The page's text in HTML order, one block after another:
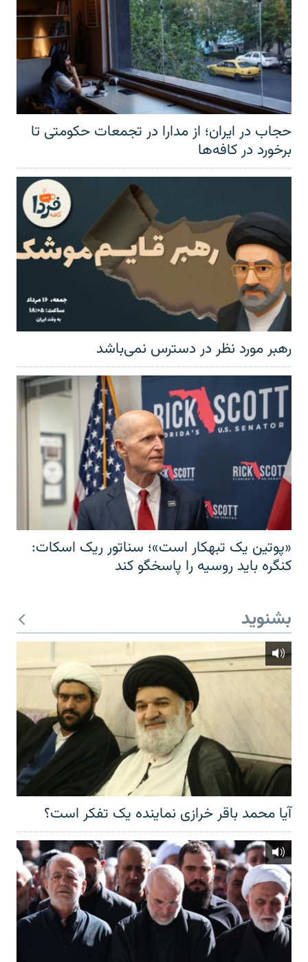
حجاب در ایران؛ از مدارا در تجمعات حکومتی تا
برخورد در کافه‌ها
رهبر مورد نظر در دسترس نمی‌باشد
«پوتین یک تبهکار است»؛ سناتور ریک اسکات:
کنگره باید روسیه را پاسخگو کند
بشنوید
آیا محمد باقر خرازی نماینده یک تفکر است؟